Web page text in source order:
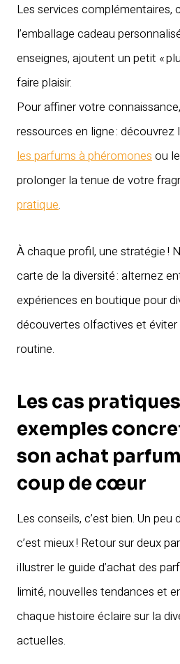
Les services complémentaires,
l’emballage cadeau
enseignes, ajoutent un petit «
faire plaisir.
Pour affiner votre
ressources en ligne : découvrez
les parfums à phéromonesou
prolonger la tenue de votre
pratique.
À chaque profil, une stratégie !
carte de la diversité : alternez
expériences en boutique pour
découvertes olfactives et
routine.
Les cas
exemples
son achat
coup de cœur
Les conseils, c’est bien. Un peu
c’est mieux ! Retour sur deux
illustrer le guide d’achat des
limité, nouvelles tendances et
chaque histoire éclaire sur la
actuelles.